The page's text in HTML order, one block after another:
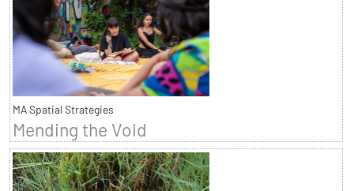
MA Spatial Strategies
Mending the Void